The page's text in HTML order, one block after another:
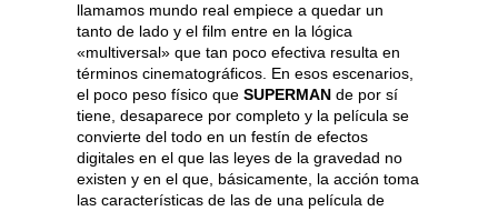
llamamos mundo real empiece a quedar un
tanto de lado y el film entre en la lógica
«multiversal» que tan poco efectiva resulta en
términos cinematográficos. En esos escenarios,
el poco peso físico que SUPERMAN de por sí
tiene, desaparece por completo y la película se
convierte del todo en un festín de efectos
digitales en el que las leyes de la gravedad no
existen y en el que, básicamente, la acción toma
las características de las de una película de